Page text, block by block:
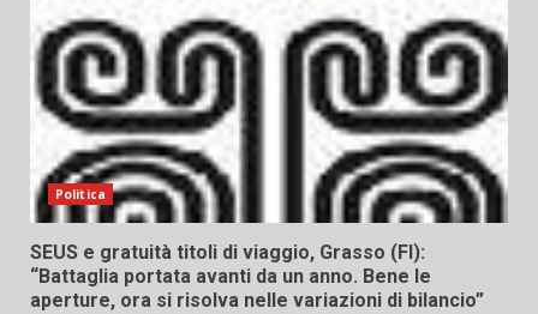
Politica
SEUS e gratuità titoli di viaggio, Grasso (FI):
“Battaglia portata avanti da un anno. Bene le
aperture, ora si risolva nelle variazioni di bilancio”